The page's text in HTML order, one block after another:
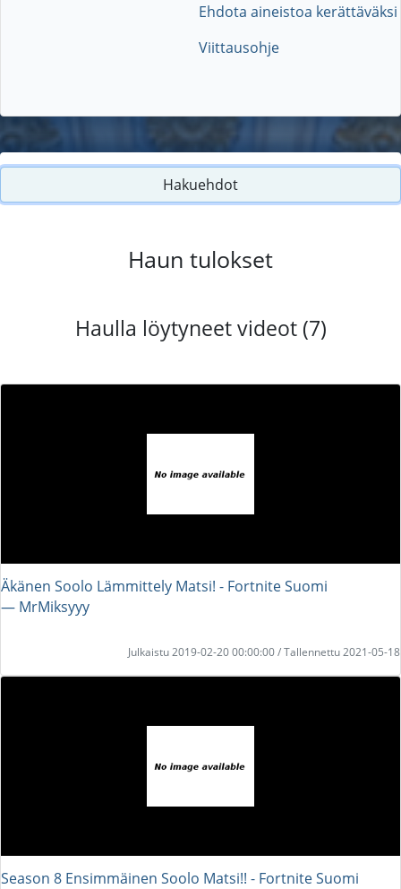
Ehdota aineistoa kerättäväksi
Viittausohje
Hakuehdot
Haun tulokset
Haulla löytyneet videot (7)
Äkänen Soolo Lämmittely Matsi! - Fortnite Suomi
― MrMiksyyy
Julkaistu 2019-02-20 00:00:00 / Tallennettu 2021-05-18
Season 8 Ensimmäinen Soolo Matsi!! - Fortnite Suomi